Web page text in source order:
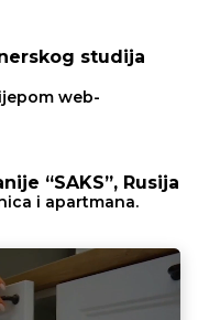
studija
web-
“SAKS”, Rusija
i apartmana.